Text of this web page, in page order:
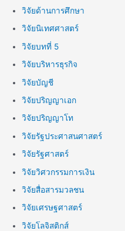
วิจัยด้านการศึกษา
วิจัยนิเทศศาสตร์
วิจัยบทที่ 5
วิจัยบริหารธุรกิจ
วิจัยบัญชี
วิจัยปริญญาเอก
วิจัยปริญญาโท
วิจัยรัฐประศาสนศาสตร์
วิจัยรัฐศาสตร์
วิจัยวิศวกรรมการเงิน
วิจัยสื่อสารมวลชน
วิจัยเศรษฐศาสตร์
วิจัยโลจิสติกส์